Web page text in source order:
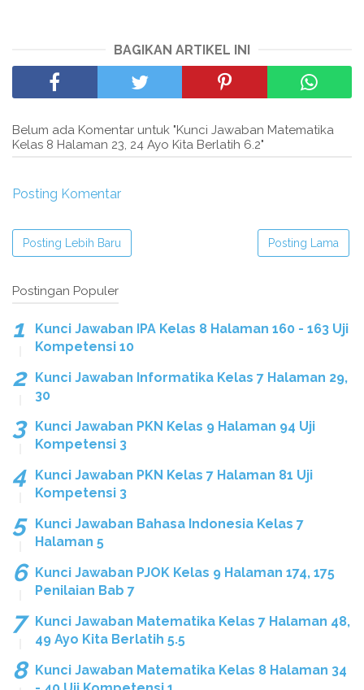
BAGIKAN ARTIKEL INI
Belum ada Komentar untuk "Kunci Jawaban Matematika
Kelas 8 Halaman 23, 24 Ayo Kita Berlatih 6.2"
Posting Komentar
Posting Lebih Baru Posting Lama
Postingan Populer
Kunci Jawaban IPA Kelas 8 Halaman 160 - 163 Uji
Kompetensi 10
Kunci Jawaban Informatika Kelas 7 Halaman 29,
30
Kunci Jawaban PKN Kelas 9 Halaman 94 Uji
Kompetensi 3
Kunci Jawaban PKN Kelas 7 Halaman 81 Uji
Kompetensi 3
Kunci Jawaban Bahasa Indonesia Kelas 7
Halaman 5
Kunci Jawaban PJOK Kelas 9 Halaman 174, 175
Penilaian Bab 7
Kunci Jawaban Matematika Kelas 7 Halaman 48,
49 Ayo Kita Berlatih 5.5
Kunci Jawaban Matematika Kelas 8 Halaman 34